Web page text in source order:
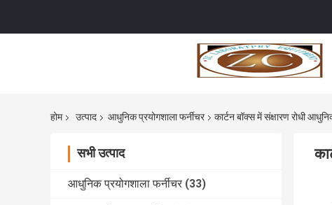
होम उत्पाद आधुनिक प्रयोगशाला फर्नीचर कार्टन बॉक्स में संक्षारण रोधी
सभी उत्पाद
आधुनिक प्रयोगशाला फर्नीचर (33)